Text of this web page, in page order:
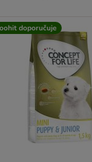
doporučuje